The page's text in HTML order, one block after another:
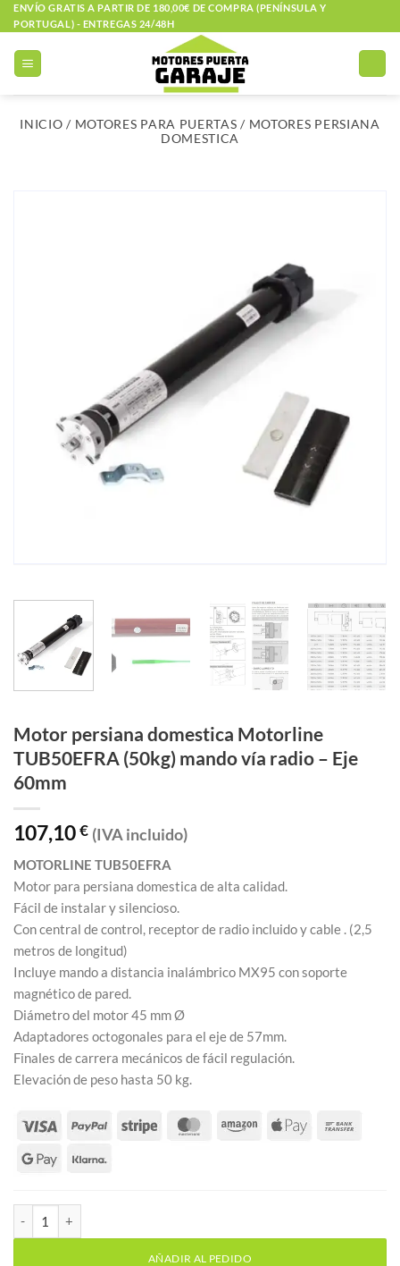
Saltar
al
contenido
ENVÍO GRATIS A PARTIR DE 180,00€ DE COMPRA (PENÍNSULA Y
PORTUGAL) - ENTREGAS 24/48H
INICIO / MOTORES PARA PUERTAS / MOTORES PERSIANA
DOMESTICA
Motor persiana domestica Motorline
TUB50EFRA (50kg) mando vía radio – Eje
60mm
107,10€ (IVA incluido)
MOTORLINE TUB50EFRA
Motor para persiana domestica de alta calidad.
Fácil de instalar y silencioso.
Con central de control, receptor de radio incluido y cable . (2,5
metros de longitud)
Incluye mando a distancia inalámbrico MX95 con soporte
magnético de pared.
Diámetro del motor 45 mm Ø
Adaptadores octogonales para el eje de 57mm.
Finales de carrera mecánicos de fácil regulación.
Elevación de peso hasta 50 kg.
Motor persiana domestica Motorline TUB50EFRA (50kg) mando
AÑADIR AL PEDIDO